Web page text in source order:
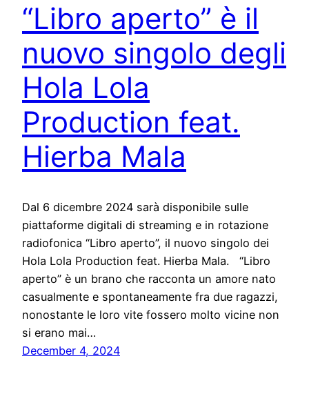
“Libro aperto” è il
nuovo singolo degli
Hola Lola
Production feat.
Hierba Mala
Dal 6 dicembre 2024 sarà disponibile sulle
piattaforme digitali di streaming e in rotazione
radiofonica “Libro aperto”, il nuovo singolo dei
Hola Lola Production feat. Hierba Mala. “Libro
aperto” è un brano che racconta un amore nato
casualmente e spontaneamente fra due ragazzi,
nonostante le loro vite fossero molto vicine non
si erano mai…
December 4, 2024